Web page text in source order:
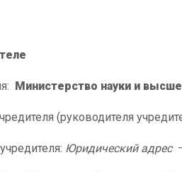
Министерство науки и
(руководителя
Юридический адрес